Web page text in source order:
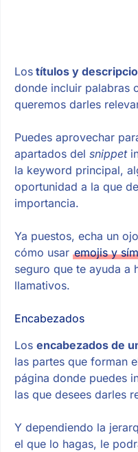
Lostítulos y
donde incluir palabras
queremos darles
Puedes aprovechar
apartados del snippet
la keyword principal,
oportunidad a la que
importancia.
Ya puestos, echa un
cómo usar emojis y
seguro que te ayuda a
llamativos.
Encabezados
Los encabezados de
las partes que forman
página donde puedes
las que desees darles
Y dependiendo la
el que lo hagas, le